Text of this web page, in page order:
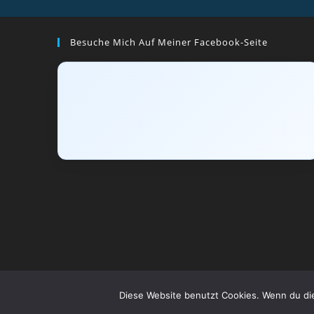
Besuche Mich Auf Meiner Facebook-Seite
Diese Website benutzt Cookies. Wenn du